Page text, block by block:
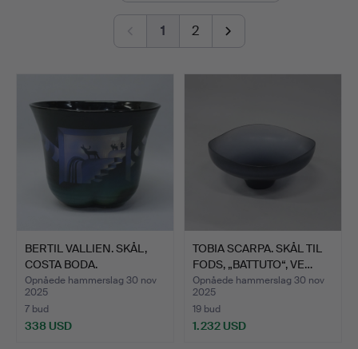
Viewing 24-28/11 1-5 pm.
1 2
BERTIL VALLIEN. SKÅL,
COSTA BODA.
Opnåede hammerslag 30 nov
2025
7 bud
338 USD
TOBIA SCARPA. SKÅL TIL
FODS, „BATTUTO“, VE…
Opnåede hammerslag 30 nov
2025
19 bud
1.232 USD